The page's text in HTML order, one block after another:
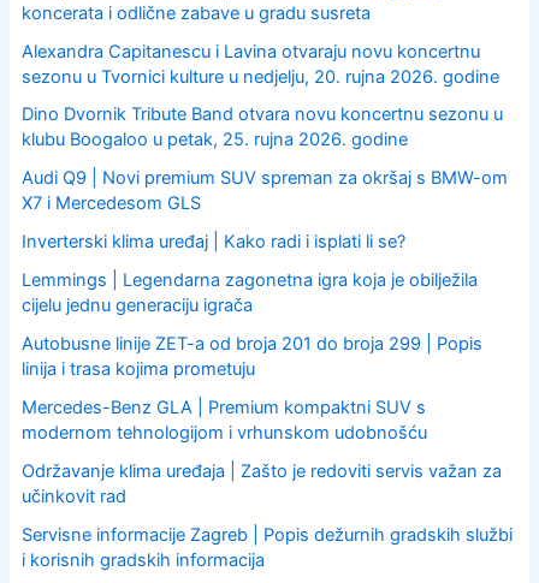
koncerata i odlične zabave u gradu susreta
Alexandra Capitanescu i Lavina otvaraju novu koncertnu
sezonu u Tvornici kulture u nedjelju, 20. rujna 2026. godine
Dino Dvornik Tribute Band otvara novu koncertnu sezonu u
klubu Boogaloo u petak, 25. rujna 2026. godine
Audi Q9 | Novi premium SUV spreman za okršaj s BMW-om
X7 i Mercedesom GLS
Inverterski klima uređaj | Kako radi i isplati li se?
Lemmings | Legendarna zagonetna igra koja je obilježila
cijelu jednu generaciju igrača
Autobusne linije ZET-a od broja 201 do broja 299 | Popis
linija i trasa kojima prometuju
Mercedes-Benz GLA | Premium kompaktni SUV s
modernom tehnologijom i vrhunskom udobnošću
Održavanje klima uređaja | Zašto je redoviti servis važan za
učinkovit rad
Servisne informacije Zagreb | Popis dežurnih gradskih službi
i korisnih gradskih informacija